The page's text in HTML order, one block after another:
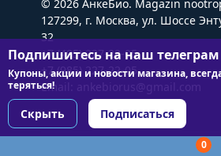
0
© 2026 АнкеБио. Magazin
127299, г. Москва, ул. Шоссе
32
+7 (495) 227-22-05
+7 (985) 227-22-05
Email: ankebiorus@gmail.com
Подпишитесь на наш
Купоны, акции и новости магазина,
теряться!
Скрыть Подписаться